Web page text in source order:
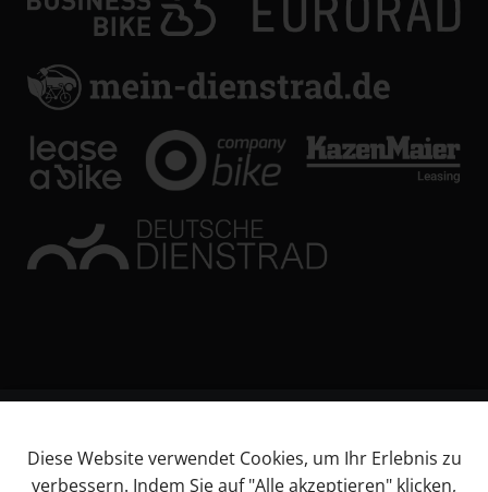
Impressum
Diese Website verwendet Cookies, um Ihr Erlebnis zu
verbessern. Indem Sie auf "Alle akzeptieren" klicken,